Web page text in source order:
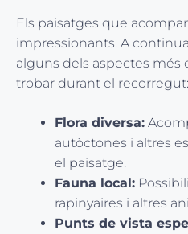
Els paisatges que
impressionants. A
alguns dels aspectes més
trobar durant el recorregut:
Flora diversa:
autòctones i altres
el paisatge.
Fauna local:
rapinyaires i altres
Punts de vista